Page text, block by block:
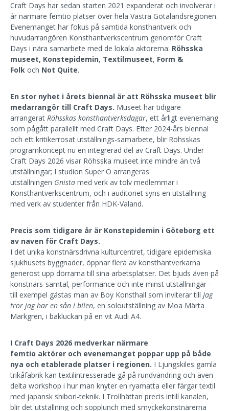
Craft Days har sedan starten 2021 expanderat och involverar i
år närmare femtio platser över hela Västra Götalandsregionen.
Evenemanget har fokus på samtida konsthantverk och
huvudarrangören Konsthantverkscentrum genomför Craft
Days i nära samarbete med de lokala aktörerna: Röhsska
museet, Konstepidemin, Textilmuseet, Form &
Folk och Not Quite.
En stor nyhet i årets biennal är att Röhsska museet blir
medarrangör till Craft Days. Museet har tidigare
arrangerat Röhsskas konsthantverksdagar, ett årligt evenemang
som pågått parallellt med Craft Days. Efter 2024-års biennal
och ett kritikerrosat utställnings-samarbete, blir Röhsskas
programkoncept nu en integrerad del av Craft Days. Under
Craft Days 2026 visar Röhsska museet inte mindre än två
utställningar; I studion Super Ö arrangeras
utställningen Gnista med verk av tolv medlemmar i
Konsthantverkscentrum, och i auditoriet syns en utställning
med verk av studenter från HDK-Valand.
Precis som tidigare år är Konstepidemin i Göteborg ett
av naven för Craft Days.
I det unika konstnärsdrivna kulturcentret, tidigare epidemiska
sjukhusets byggnader, öppnar flera av konsthantverkarna
generöst upp dörrarna till sina arbetsplatser. Det bjuds även på
konstnärs-samtal, performance och inte minst utställningar –
till exempel gästas man av Boy Konsthall som inviterar till Jag
tror jag har en sån i bilen, en soloutställning av Moa Märta
Markgren, i bakluckan på en vit Audi A4.
I Craft Days 2026 medverkar närmare
femtio aktörer och evenemanget poppar upp på både
nya och etablerade platser i regionen. I Ljungskiles gamla
trikåfabrik kan textilintresserade gå på rundvandring och även
delta workshop i hur man knyter en ryamatta eller färgar textil
med japansk shibori-teknik. I Trollhättan precis intill kanalen,
blir det utställning och sopplunch med smyckekonstnärerna